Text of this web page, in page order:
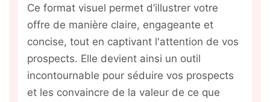
Ce format visuel permet d’illustrer votre
offre de manière claire, engageante et
concise, tout en captivant l'attention de vos
prospects. Elle devient ainsi un outil
incontournable pour séduire vos prospects
et les convaincre de la valeur de ce que